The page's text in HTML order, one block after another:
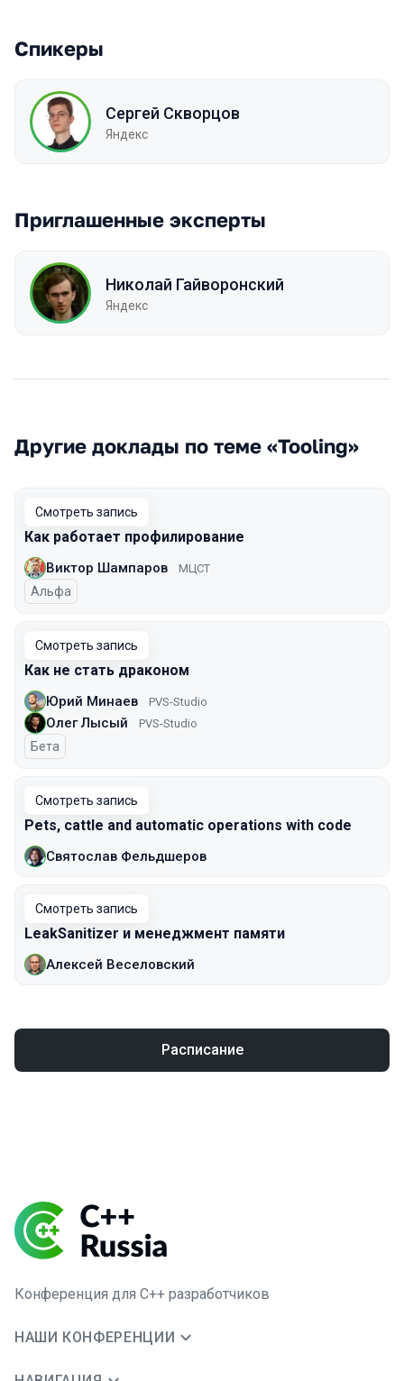
Спикеры
Сергей Скворцов
Яндекс
Приглашенные эксперты
Николай Гайворонский
Яндекс
Другие доклады по теме «Tooling»
Смотреть запись
Как работает профилирование
Виктор Шампаров МЦСТ
Альфа
Смотреть запись
Как не стать драконом
Юрий Минаев PVS-Studio
Олег Лысый PVS-Studio
Бета
Смотреть запись
Pets, cattle and automatic operations with code
Святослав Фельдшеров
Смотреть запись
LeakSanitizer и менеджмент памяти
Алексей Веселовский
Расписание
Конференция для C++ разработчиков
НАШИ КОНФЕРЕНЦИИ